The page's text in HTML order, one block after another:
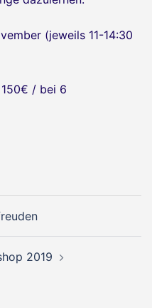
(jeweils 11-14:30
150€ / bei 6
2019